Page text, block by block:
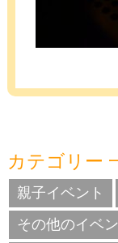
カテゴリー
親子イベント
その他のイベ